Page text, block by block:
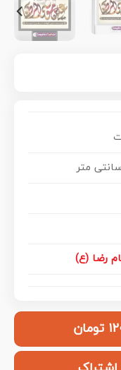
رضا (ع)